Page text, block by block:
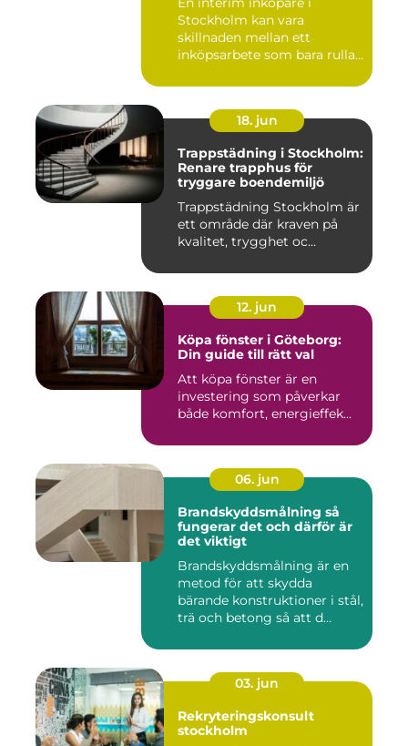
Stockholm kan vara
skillnaden mellan ett
inköpsarbete som bara rullar
18. jun
Trappstädning i Stockholm:
Renare trapphus för
tryggare boendemiljö
Trappstädning Stockholm är
ett område där kraven på
kvalitet, trygghet oc...
12. jun
Köpa fönster i Göteborg:
Din guide till rätt val
Att köpa fönster är en
investering som påverkar
både komfort, energieffek...
06. jun
Brandskyddsmålning så
fungerar det och därför är
det viktigt
Brandskyddsmålning är en
metod för att skydda
bärande konstruktioner i stål,
trä och betong så att d...
03. jun
Rekryteringskonsult
stockholm